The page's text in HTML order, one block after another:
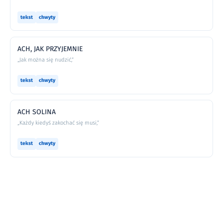
tekst chwyty
ACH, JAK PRZYJEMNIE
„Jak można się nudzić,”
tekst chwyty
ACH SOLINA
„Każdy kiedyś zakochać się musi,”
tekst chwyty